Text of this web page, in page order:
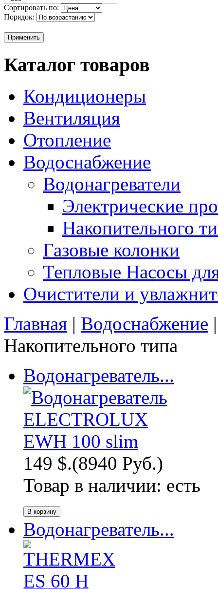
Сортировать по:
Порядок:
Каталог товаров
Кондиционеры
Вентиляция
Отопление
Водоснабжение
Водонагреватели
Электрические
Накопительного
Газовые колонки
Тепловые Насосы
Очистители и
Главная | Водоснабжение
Накопительного типа
Водонагреватель...
149 $.(8940 Руб.)
Товар в наличии: есть
Водонагреватель...